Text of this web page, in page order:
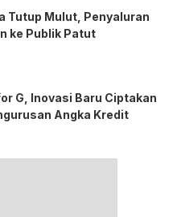
Tutup Mulut, Penyaluran
ke Publik Patut
G, Inovasi Baru Ciptakan
Angka Kredit